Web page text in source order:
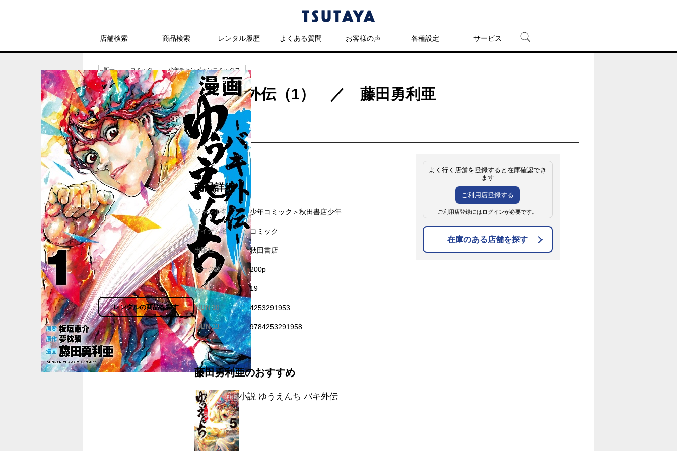
店舗検索 商品検索 レンタル履歴 よくある質問 お客様の声 各種設定 サービス
販売 コミック 少年チャンピオンコミックス
漫画 ゆうえんち バキ外伝（1） ／ 藤田勇利亜
759円
発売日：2022年9月8日
レンタルの商品を探す
商品詳細
ジャンル名 少年コミック＞秋田書店少年
アイテム名 コミック
出版社 秋田書店
ページ数 200p
大きさ 19
ISBN-10 4253291953
ISBN-13 9784253291958
藤田勇利亜のおすすめ
小説 ゆうえんち バキ外伝
よく行く店舗を登録すると在庫確認でき
ます
ご利用店登録する
ご利用店登録にはログインが必要です。
在庫のある店舗を探す